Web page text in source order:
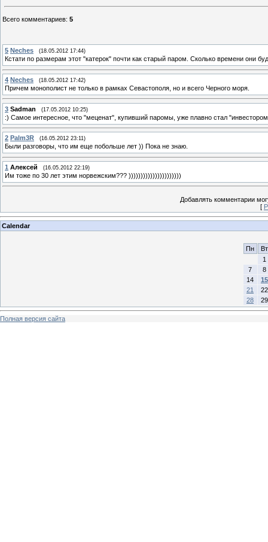
Всего комментариев: 5
5 Neches (18.05.2012 17:44)
Кстати по размерам этот "катерок" почти как старый паром. Сколько времени они
4 Neches (18.05.2012 17:42)
Причем монополист не только в рамках Севастополя, но и всего Черного моря.
3 Sadman (17.05.2012 10:25)
:) Самое интересное, что "меценат", купивший паромы, уже плавно стал
2 Palm3R (16.05.2012 23:11)
Были разговоры, что им еще побольше лет )) Пока не знаю.
1 Алексей (16.05.2012 22:19)
Им тоже по 30 лет этим норвежским??? ))))))))))))))))))))))
Добавлять комментарии
[
Calendar
Пн
Вт
1
7
8
14
15
21
22
28
29
Полная версия сайта